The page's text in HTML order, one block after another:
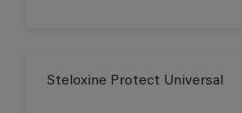
Steloxine Protect Universal